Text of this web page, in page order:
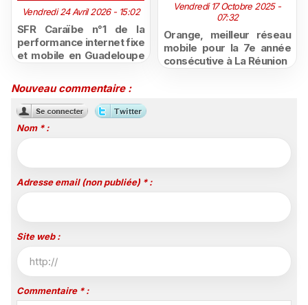
Vendredi 24 Avril 2026 - 15:02
SFR Caraïbe n°1 de la
performance internet fixe
et mobile en Guadeloupe
baromètre nPerf 2026
Vendredi 17 Octobre 2025 -
07:32
Orange, meilleur réseau
mobile pour la 7e année
consécutive à La Réunion
Nouveau commentaire :
Nom * :
Adresse email (non publiée) * :
Site web :
Commentaire * :